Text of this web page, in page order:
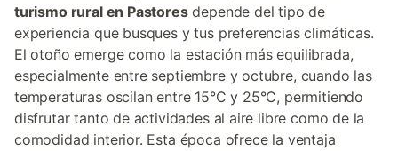
turismo rural en Pastoresdepende del tipo de
experiencia que busques y tus preferencias climáticas.
El otoño emerge como la estación más equilibrada,
especialmente entre septiembre y octubre, cuando las
temperaturas oscilan entre 15°C y 25°C, permitiendo
disfrutar tanto de actividades al aire libre como de la
comodidad interior. Esta época ofrece la ventaja